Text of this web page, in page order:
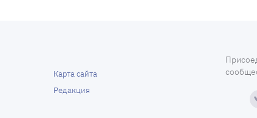
Карта сайта
Редакция